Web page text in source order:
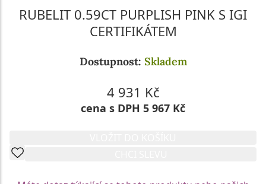
RUBELIT 0.59CT PURPLISH PINK S IGI
CERTIFIKÁTEM
Dostupnost: Skladem
4 931 Kč
cena s DPH 5 967 Kč